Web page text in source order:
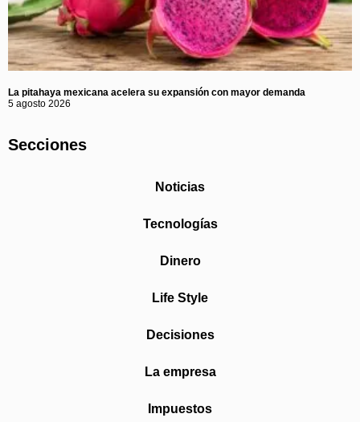
La pitahaya mexicana acelera su expansión con mayor demanda
5 agosto 2026
Secciones
Noticias
Tecnologías
Dinero
Life Style
Decisiones
La empresa
Impuestos